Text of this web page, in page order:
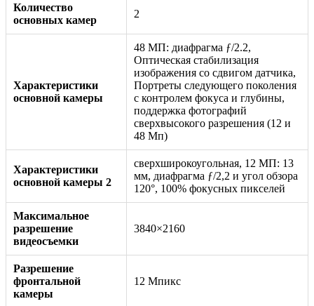
Количество
основных камер
2
Характеристики
основной камеры
48 МП: диафрагма ƒ/2.2,
Оптическая стабилизация
изображения со сдвигом датчика,
Портреты следующего поколения
с контролем фокуса и глубины,
поддержка фотографий
сверхвысокого разрешения (12 и
48 Мп)
Характеристики
основной камеры 2
сверхширокоугольная, 12 МП: 13
мм, диафрагма ƒ/2,2 и угол обзора
120°, 100% фокусных пикселей
Максимальное
разрешение
видеосъемки
3840×2160
Разрешение
фронтальной
камеры
12 Мпикс